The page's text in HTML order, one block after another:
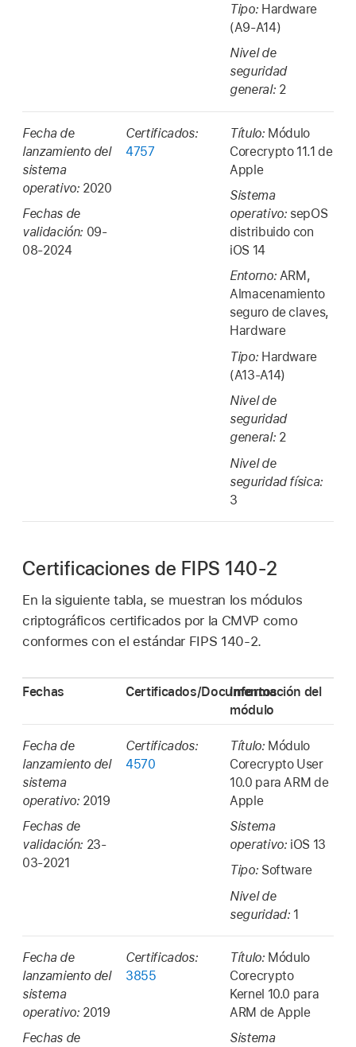
Tipo: Hardware
(A9-A14)
Nivel de
seguridad
general: 2
Fecha de
lanzamiento del
sistema
operativo: 2020
Fechas de
validación: 09-
08-2024
Certificados:
4757
Título: Módulo
Corecrypto 11.1 de
Apple
Sistema
operativo: sepOS
distribuido con
iOS 14
Entorno: ARM,
Almacenamiento
seguro de claves,
Hardware
Tipo: Hardware
(A13-A14)
Nivel de
seguridad
general: 2
Nivel de
seguridad física:
3
Certificaciones de FIPS 140-2
En la siguiente tabla, se muestran los módulos
criptográficos certificados por la CMVP como
conformes con el estándar FIPS 140-2.
Fechas Certificados/DocumentosInformación del
módulo
Fecha de
lanzamiento del
sistema
operativo: 2019
Fechas de
validación: 23-
03-2021
Certificados:
4570
Título: Módulo
Corecrypto User
10.0 para ARM de
Apple
Sistema
operativo: iOS 13
Tipo: Software
Nivel de
seguridad: 1
Fecha de
lanzamiento del
sistema
operativo: 2019
Fechas de
Certificados:
3855
Título: Módulo
Corecrypto
Kernel 10.0 para
ARM de Apple
Sistema